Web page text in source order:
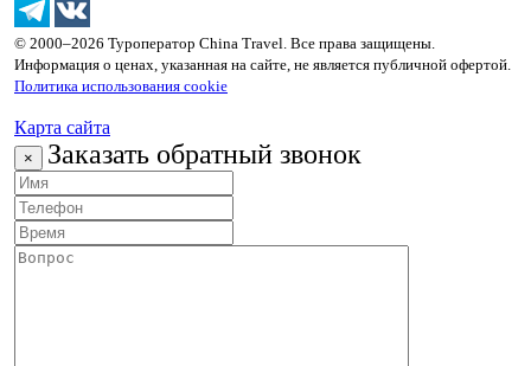
© 2000–2026 Туроператор China Travel. Все права защищены.
Информация о ценах, указанная на сайте, не является публичной офертой.
Политика использования cookie
Карта сайта
× Заказать обратный звонок